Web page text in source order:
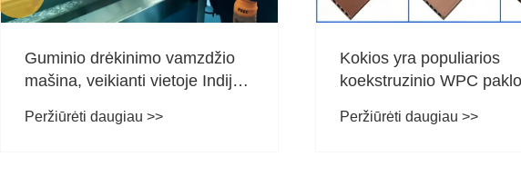
vamzdžio
vietoje Indijos
>>
Kokios yra populiarios
koekstruzinio WPC pakloto
Peržiūrėti daugiau >>